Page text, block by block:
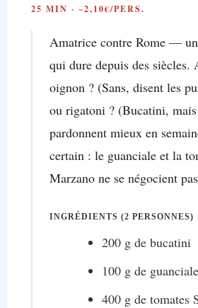
25 MIN · ~2,10€/PERS.
Amatrice contre Rome —
qui dure depuis des siècles.
oignon ? (Sans, disent les
ou rigatoni ? (Bucatini,
pardonnent mieux en
certain : le guanciale et la
Marzano ne se négocient
INGRÉDIENTS (2 PERSONNES)
200 g de bucatini
100 g de
400 g de tomates